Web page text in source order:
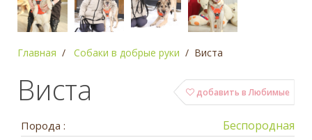
Главная Собаки в добрые руки Виста
добавить в Любимые
Виста
Порода : Беспородная